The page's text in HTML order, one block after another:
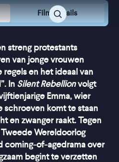
Film Details
streng protestants
van jonge vrouwen
en het ideaal van
In Silent Rebellionvolgt
Emma, wier
schroeven komt te staan
en zwanger raakt. Tegen
Wereldoorlog
coming-of-agedrama over
begint te verzetten